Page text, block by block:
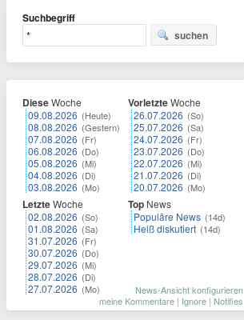
Suchbegriff
suchen
DieseWoche
09.08.2026 (Heute)
08.08.2026 (Gestern)
07.08.2026 (Fr)
06.08.2026 (Do)
05.08.2026 (Mi)
04.08.2026 (Di)
03.08.2026 (Mo)
LetzteWoche
02.08.2026 (So)
01.08.2026 (Sa)
31.07.2026 (Fr)
30.07.2026 (Do)
29.07.2026 (Mi)
28.07.2026 (Di)
27.07.2026 (Mo)
VorletzteWoche
26.07.2026 (So)
25.07.2026 (Sa)
24.07.2026 (Fr)
23.07.2026 (Do)
22.07.2026 (Mi)
21.07.2026 (Di)
20.07.2026 (Mo)
Top News
Populäre News (14d)
Heiß diskutiert (14d)
News-Ansicht konfigurieren
meine Kommentare | Ignore | Notifies